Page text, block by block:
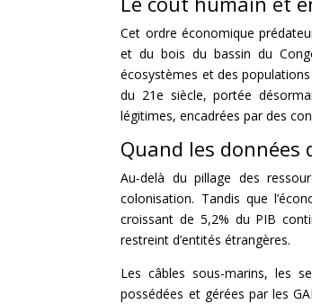
Cet ordre économique
et du bois du bassin du
écosystèmes et des
du 21e siècle, portée
légitimes, encadrées par des
Quand les
Au-delà du pillage des
colonisation. Tandis que
croissant de 5,2% du PIB
restreint d’entités étrangères.
Les câbles sous-marins, les
possédées et gérées par les